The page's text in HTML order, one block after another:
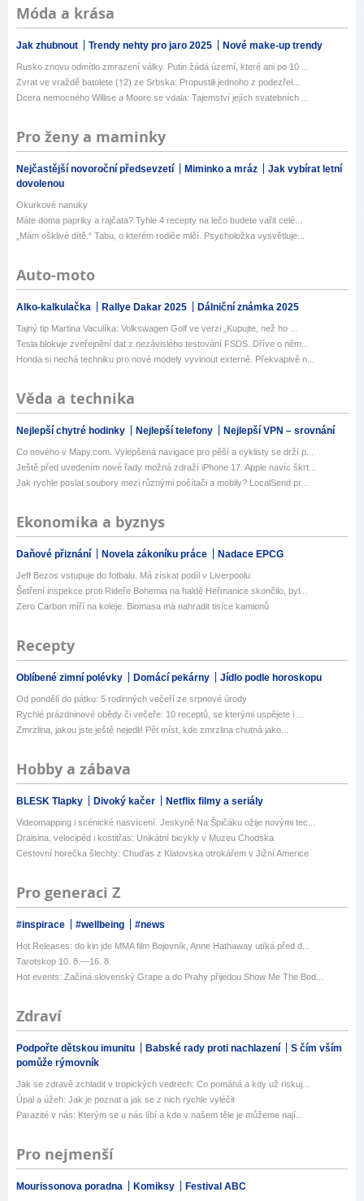
Móda a krása
Jak zhubnout Trendy nehty pro jaro 2025 Nové make-up trendy
Rusko znovu odmítlo zmrazení války. Putin žádá území, které ani po 10 ...
Zvrat ve vraždě batolete (†2) ze Srbska: Propustili jednoho z podezřel...
Dcera nemocného Willise a Moore se vdala: Tajemství jejích svatebních ...
Pro ženy a maminky
Nejčastější novoroční předsevzetí Miminko a mráz
Jak vybírat letní
dovolenou
Okurkové nanuky
Máte doma papriky a rajčata? Tyhle 4 recepty na lečo budete vařit celé...
„Mám ošklivé dítě.“ Tabu, o kterém rodiče mlčí. Psycholožka vysvětluje...
Auto-moto
Alko-kalkulačka Rallye Dakar 2025 Dálniční známka 2025
Tajný tip Martina Vaculíka: Volkswagen Golf ve verzi „Kupujte, než ho ...
Tesla blokuje zveřejnění dat z nezávislého testování FSDS. Dříve o něm...
Honda si nechá techniku pro nové modely vyvinout externě. Překvapivě n...
Věda a technika
Nejlepší chytré hodinky Nejlepší telefony Nejlepší VPN – srovnání
Co nového v Mapy.com. Vylepšená navigace pro pěší a cyklisty se drží p...
Ještě před uvedením nové řady možná zdraží iPhone 17. Apple navíc škrt...
Jak rychle poslat soubory mezi různými počítači a mobily? LocalSend pr...
Ekonomika a byznys
Daňové přiznání Novela zákoníku práce Nadace EPCG
Jeff Bezos vstupuje do fotbalu. Má získat podíl v Liverpoolu
Šetření inspekce proti Rideře Bohemia na haldě Heřmanice skončilo, byl...
Zero Carbon míří na koleje. Biomasa má nahradit tisíce kamionů
Recepty
Oblíbené zimní polévky Domácí pekárny Jídlo podle horoskopu
Od pondělí do pátku: 5 rodinných večeří ze srpnové úrody
Rychlé prázdninové obědy či večeře: 10 receptů, se kterými uspějete i ...
Zmrzlina, jakou jste ještě nejedli! Pět míst, kde zmrzlina chutná jako...
Hobby a zábava
BLESK Tlapky Divoký kačer Netflix filmy a seriály
Videomapping i scénické nasvícení. Jeskyně Na Špičáku ožije novými tec...
Draisina, velocipéd i kostitřas: Unikátní bicykly v Muzeu Chodska
Cestovní horečka šlechty: Chuďas z Klatovska otrokářem v Jižní Americe
Pro generaci Z
#inspirace #wellbeing #news
Hot Releases: do kin jde MMA film Bojovník, Anne Hathaway utíká před d...
Tarotskop 10. 8.—16. 8.
Hot events: Začíná slovenský Grape a do Prahy přijedou Show Me The Bod...
Zdraví
Podpořte dětskou imunitu Babské rady proti nachlazení
S čím vším
pomůže rýmovník
Jak se zdravě zchladit v tropických vedrech: Co pomáhá a kdy už riskuj...
Úpal a úžeh: Jak je poznat a jak se z nich rychle vyléčit
Parazité v nás: Kterým se u nás líbí a kde v našem těle je můžeme nají...
Pro nejmenší
Mourissonova poradna Komiksy Festival ABC